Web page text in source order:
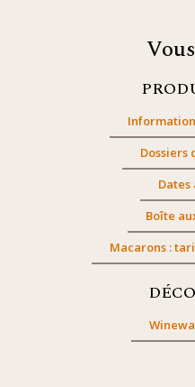
Dossiers
Boîte
Macarons :